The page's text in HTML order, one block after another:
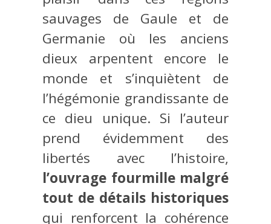
sauvages de Gaule et de
Germanie où les anciens
dieux arpentent encore le
monde et s’inquiètent de
l’hégémonie grandissante de
ce dieu unique. Si l’auteur
prend évidemment des
libertés avec l’histoire,
l’ouvrage fourmille malgré
tout de détails historiques
qui renforcent la cohérence